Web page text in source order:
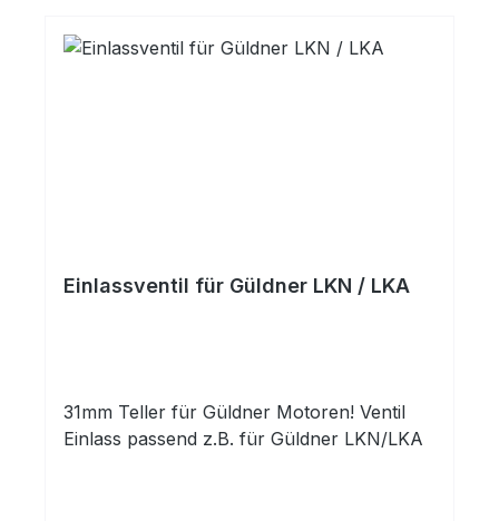
Einlassventil für Güldner LKN / LKA
31mm Teller für Güldner Motoren! Ventil
Einlass passend z.B. für Güldner LKN/LKA